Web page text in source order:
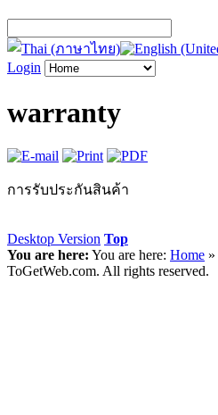
Login
warranty
การรับประกันสินค้า
Desktop Version Top
You are here: You are here: Home »
ToGetWeb.com. All rights reserved.